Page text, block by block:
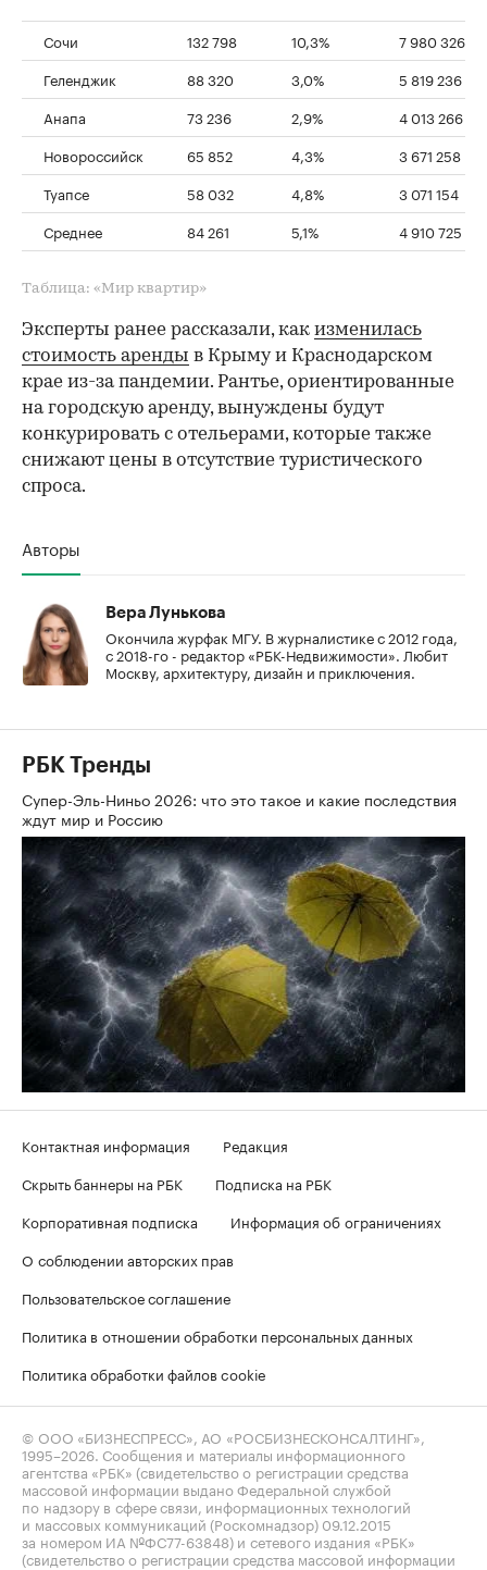
Сочи 132 798 10,3%
7 980 326
Геленджик
88 320 3,0%
5 819 236
Анапа
73 236 2,9%
4 013 266
Новороссийск
65 852 4,3%
3 671 258
Туапсе
58 032 4,8%
3 071 154
Среднее
84 261 5,1% 4 910 725
Таблица: «Мир квартир»
Эксперты ранее рассказали, как изменилась
стоимость аренды в Крыму и Краснодарском
крае из-за пандемии. Рантье, ориентированные
на городскую аренду, вынуждены будут
конкурировать с отельерами, которые также
снижают цены в отсутствие туристического
спроса.
Авторы
Вера Лунькова
Окончила журфак МГУ. В журналистике с 2012 года,
с 2018-го - редактор «РБК-Недвижимости». Любит
Москву, архитектуру, дизайн и приключения.
РБК Тренды
Супер-Эль-Ниньо 2026: что это такое и какие последствия
ждут мир и Россию
Контактная информация
Редакция
Скрыть баннеры на РБК
Подписка на РБК
Корпоративная подписка
Информация об ограничениях
О соблюдении авторских прав
Пользовательское соглашение
Политика в отношении обработки персональных данных
Политика обработки файлов cookie
© ООО «БИЗНЕСПРЕСС», АО «РОСБИЗНЕСКОНСАЛТИНГ»,
1995–2026 . Сообщения и материалы информационного
агентства «РБК» (свидетельство о регистрации средства
массовой информации выдано Федеральной службой
по надзору в сфере связи, информационных технологий
и массовых коммуникаций (Роскомнадзор) 09.12.2015
за номером ИА №ФС77-63848) и сетевого издания «РБК»
(свидетельство о регистрации средства массовой информации